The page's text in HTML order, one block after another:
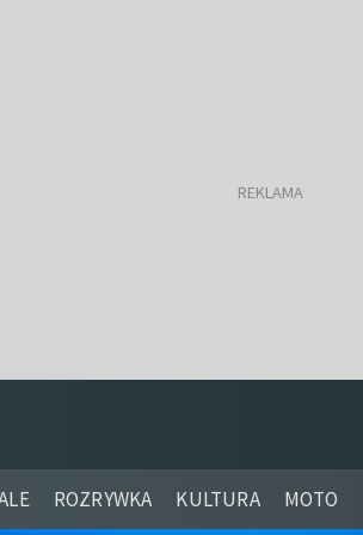
ROZRYWKA KULTURA MOTO